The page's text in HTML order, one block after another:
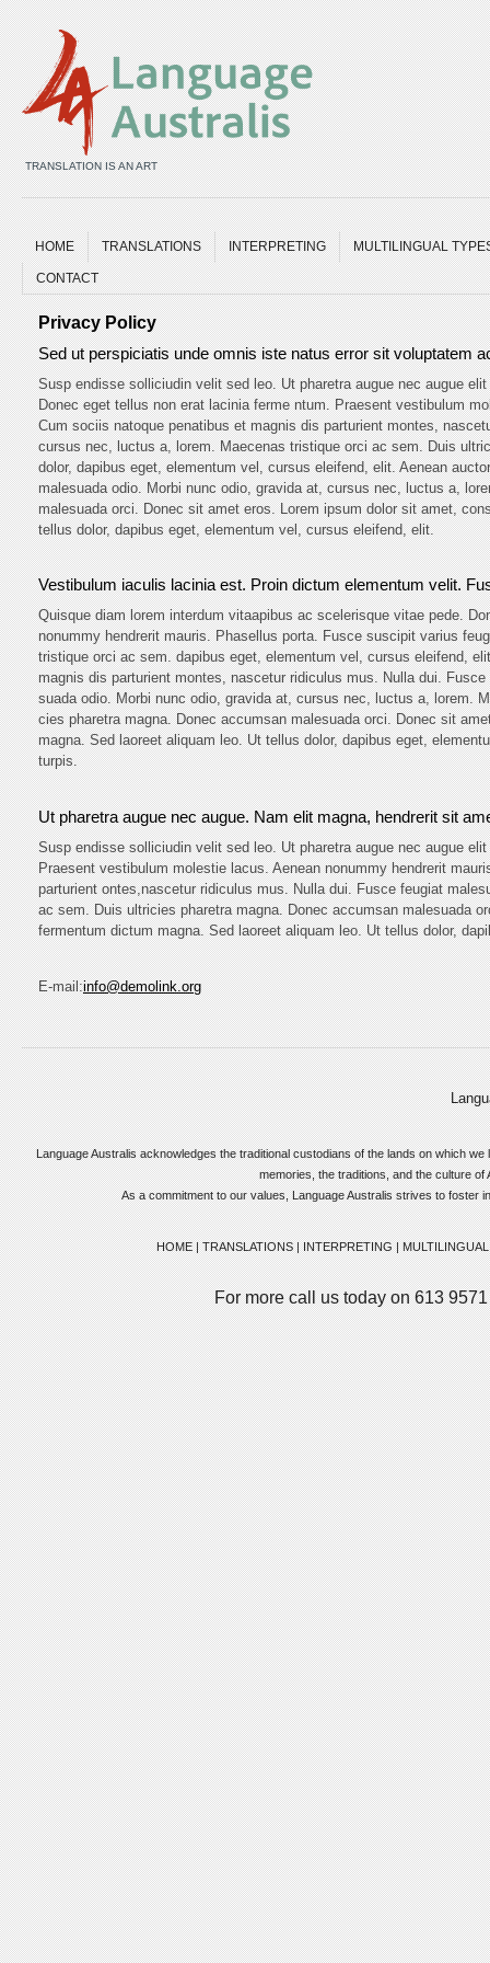
TRANSLATION IS AN ART
HOME TRANSLATIONS INTERPRETING MULTILINGUAL
CONTACT
Privacy Policy
Sed ut perspiciatis unde omnis iste natus error sit voluptatem
Susp endisse solliciudin velit sed leo. Ut pharetra augue nec augue
Donec eget tellus non erat lacinia ferme ntum. Praesent vestibulum
Cum sociis natoque penatibus et magnis dis parturient montes,
cursus nec, luctus a, lorem. Maecenas tristique orci ac sem. Duis
dolor, dapibus eget, elementum vel, cursus eleifend, elit. Aenean
malesuada odio. Morbi nunc odio, gravida at, cursus nec, luctus a,
malesuada orci. Donec sit amet eros. Lorem ipsum dolor sit amet,
tellus dolor, dapibus eget, elementum vel, cursus eleifend, elit.
Vestibulum iaculis lacinia est. Proin dictum elementum velit.
Quisque diam lorem interdum vitaapibus ac scelerisque vitae pede.
nonummy hendrerit mauris. Phasellus porta. Fusce suscipit varius
tristique orci ac sem. dapibus eget, elementum vel, cursus eleifend,
magnis dis parturient montes, nascetur ridiculus mus. Nulla dui. Fusce
suada odio. Morbi nunc odio, gravida at, cursus nec, luctus a, lorem.
cies pharetra magna. Donec accumsan malesuada orci. Donec sit
magna. Sed laoreet aliquam leo. Ut tellus dolor, dapibus eget,
turpis.
Ut pharetra augue nec augue. Nam elit magna, hendrerit sit
Susp endisse solliciudin velit sed leo. Ut pharetra augue nec augue
Praesent vestibulum molestie lacus. Aenean nonummy hendrerit
parturient ontes,nascetur ridiculus mus. Nulla dui. Fusce feugiat
ac sem. Duis ultricies pharetra magna. Donec accumsan malesuada
fermentum dictum magna. Sed laoreet aliquam leo. Ut tellus dolor,
E-mail:info@demolink.org
Language Australis acknowledges the traditional custodians of the lands on which
memories, the traditions, and the culture
As a commitment to our values, Language Australis strives to foster
HOME|TRANSLATIONS|INTERPRETING|
For more call us today on 613